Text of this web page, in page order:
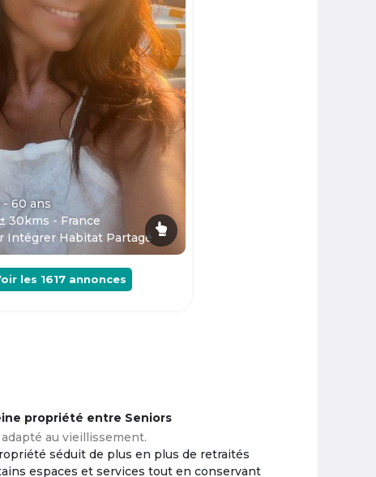
- 60ans
30kms - France
Intégrer Habitat Partagé
les 1617 annonces
propriété entre Seniors
au vieillissement.
séduit de plus en plus de retraités
espaces et services tout en conservant